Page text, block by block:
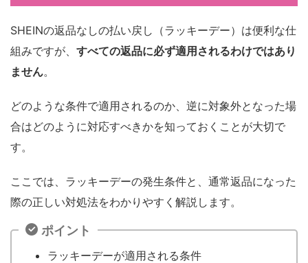
SHEINの返品なしの払い戻し（ラッキーデー）は便利な仕
組みですが、 すべての返品に必ず適用されるわけではあり
ません。
どのような条件で適用されるのか、逆に対象外となった場
合はどのように対応すべきかを知っておくことが大切で
す。
ここでは、ラッキーデーの発生条件と、通常返品になった
際の正しい対処法をわかりやすく解説します。
ポイント
ラッキーデーが適用される条件